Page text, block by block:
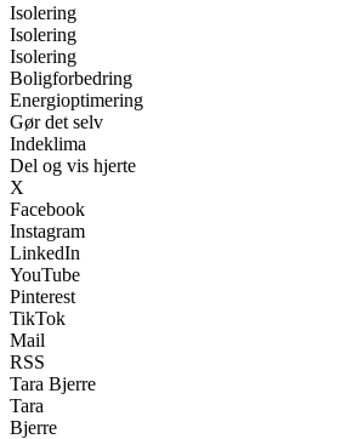
Isolering
Isolering
Isolering
Boligforbedring
Energioptimering
Gør det selv
Indeklima
Del og vis hjerte
X
Facebook
Instagram
LinkedIn
YouTube
Pinterest
TikTok
Mail
RSS
Tara Bjerre
Tara
Bjerre